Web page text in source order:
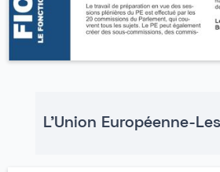
L'Union Européenne-